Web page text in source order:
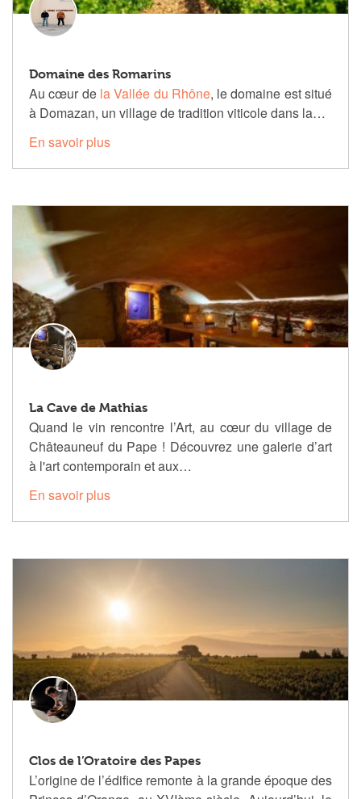
Domaine des Romarins
Au cœur de la Vallée du Rhône, le domaine est situé
à Domazan, un village de tradition viticole dans la…
En savoir plus
La Cave de Mathias
Quand le vin rencontre l’Art, au cœur du village de
Châteauneuf du Pape ! Découvrez une galerie d’art
à l'art contemporain et aux…
En savoir plus
Clos de l’Oratoire des Papes
L’origine de l’édifice remonte à la grande époque des